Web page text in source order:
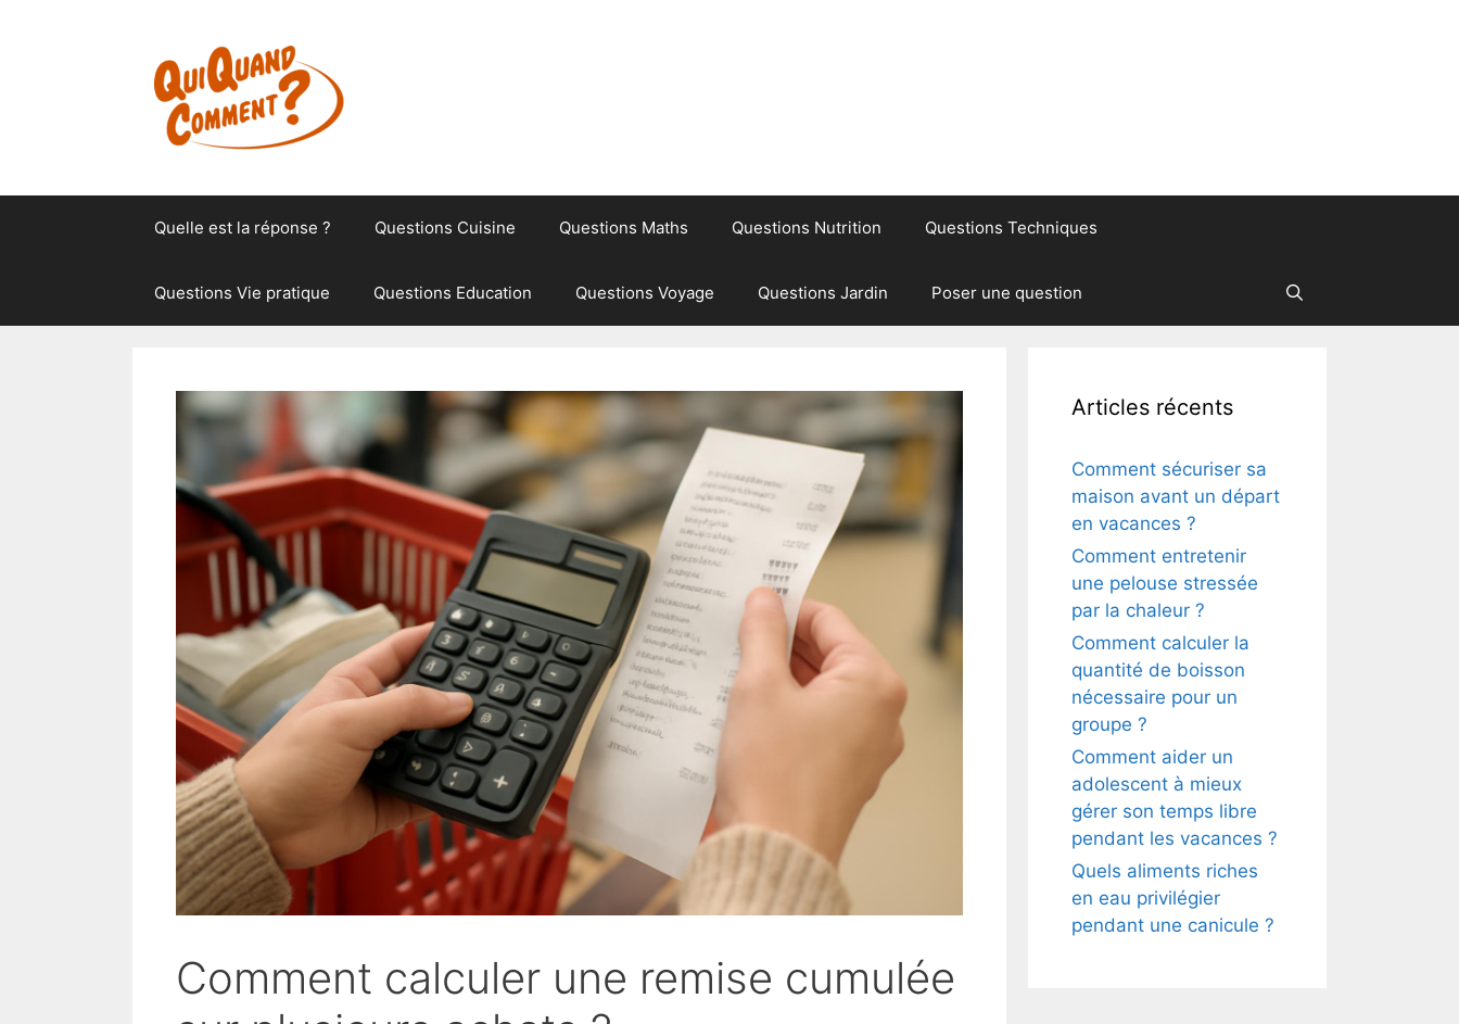
Quelle est la réponse ? Questions Cuisine Questions Maths Questions Nutrition Questions Techniques
Questions Vie pratique Questions Education Questions Voyage Questions Jardin Poser une question
Comment calculer une remise cumulée
Articles récents
Comment sécuriser sa
maison avant un départ
en vacances ?
Comment entretenir
une pelouse stressée
par la chaleur ?
Comment calculer la
quantité de boisson
nécessaire pour un
groupe ?
Comment aider un
adolescent à mieux
gérer son temps libre
pendant les vacances ?
Quels aliments riches
en eau privilégier
pendant une canicule ?